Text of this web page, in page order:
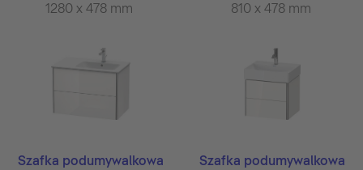
1280 x 478 mm
810 x 478 mm
Szafka podumywalkowa
Szafka podumywalkowa